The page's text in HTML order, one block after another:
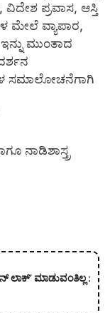
ವಿದೇಶ ಪ್ರವಾಸ, ಆಸ್ತಿ
ಮೇಲೆ ವ್ಯಾಪಾರ,
ಮುಂತಾದ
ಸಮಾಲೋಚನೆಗಾಗಿ
ನಾಡಿಶಾಸ್ತ್ರ
ಲಾಕ್’ ಮಾಡುವಂತಿಲ್ಲ :